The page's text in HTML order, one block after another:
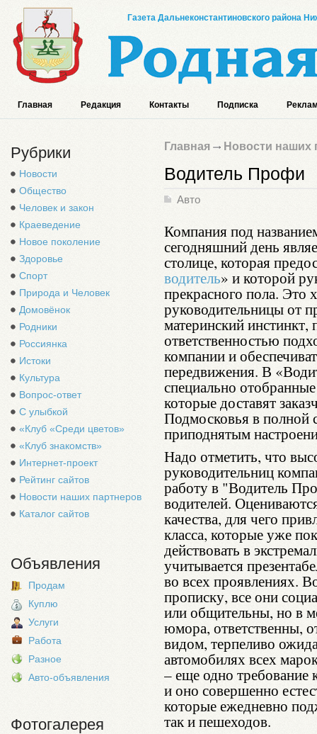
Газета Дальнеконстантиновского района
Главная Редакция Контакты Подписка
Рубрики
Новости
Общество
Человек и закон
Краеведение
Новое поколение
Здоровье
Спорт
Природа и Человек
Домовёнок
Родники
Россиянка
Истоки
Культура
Вопрос-ответ
С улыбкой
«Клуб «Среди цветов»
«Клуб знакомств»
Интернет-проект
Рейтинг сайтов
Новости наших партнеров
Каталог сайтов
Объявления
Продам
Куплю
Услуги
Работа
Разное
Авто-объявления
Фотогалерея
Главная Новости наших
Водитель Профи
Авто
Компания под
сегодняшний день
столице, которая
водитель» и которой
прекрасного пола. Это
руководительницы от
материнский
ответственностью
компании и
передвижения. В
специально
которые доставят
Подмосковья в полной
приподнятым
Надо отметить, что
руководительниц
работу в "Водитель
водителей.
качества, для чего
класса, которые уже
действовать в
учитывается
во всех проявлениях.
прописку, все они
или общительны, но в
юмора, ответственны,
видом, терпеливо
автомобилях всех
– еще одно требование
и оно совершенно
которые ежедневно
так и пешеходов.